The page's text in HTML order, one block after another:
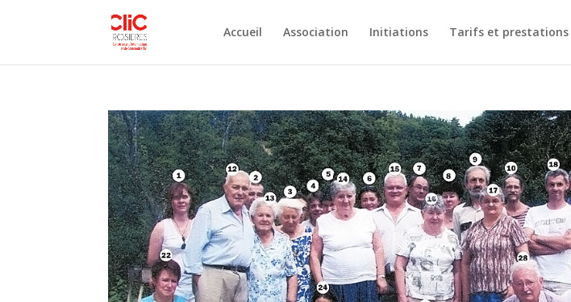
Accueil Association Initiations Tarifs et prestations